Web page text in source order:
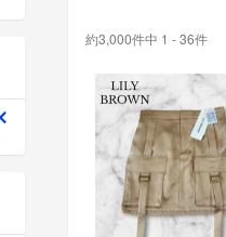
約3,000件中 1 - 36件